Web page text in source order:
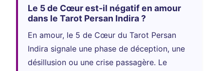
Le 5 de Cœur est-il négatif en amour
dans le Tarot Persan Indira ?
En amour, le 5 de Cœur du Tarot Persan
Indira signale une phase de déception, une
désillusion ou une crise passagère. Le